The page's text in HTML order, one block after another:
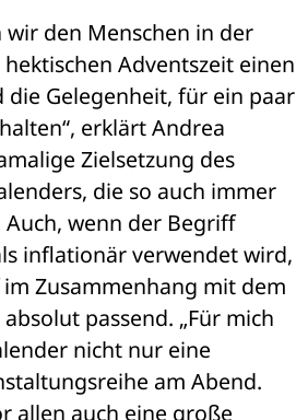
wir den Menschen in der
Adventszeit einen
die Gelegenheit, für ein paar
erklärt Andrea
Zielsetzung des
die so auch immer
wenn der Begriff
inflationär verwendet wird,
Zusammenhang mit dem
passend. „Für mich
nicht nur eine
am Abend.
allen auch eine große